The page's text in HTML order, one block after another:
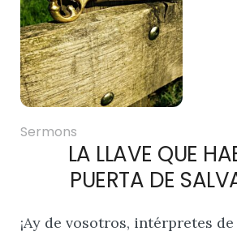
Sermons
LA LLAVE QUE
PUERTA DE
¡Ay de vosotros, intérpretes